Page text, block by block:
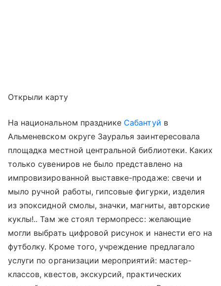
Открыли карту
На национальном празднике Сабантуй в
Альменевском округе Зауралья заинтересовала
площадка местной центральной библиотеки. Каких
только сувениров не было представлено на
импровизированной выставке-продаже: свечи и
мыло ручной работы, гипсовые фигурки, изделия
из эпоксидной смолы, значки, магниты, авторские
куклы!.. Там же стоял термопресс: желающие
могли выбрать цифровой рисунок и нанести его на
футболку. Кроме того, учреждение предлагало
услуги по организации мероприятий: мастер-
классов, квестов, экскурсий, практических